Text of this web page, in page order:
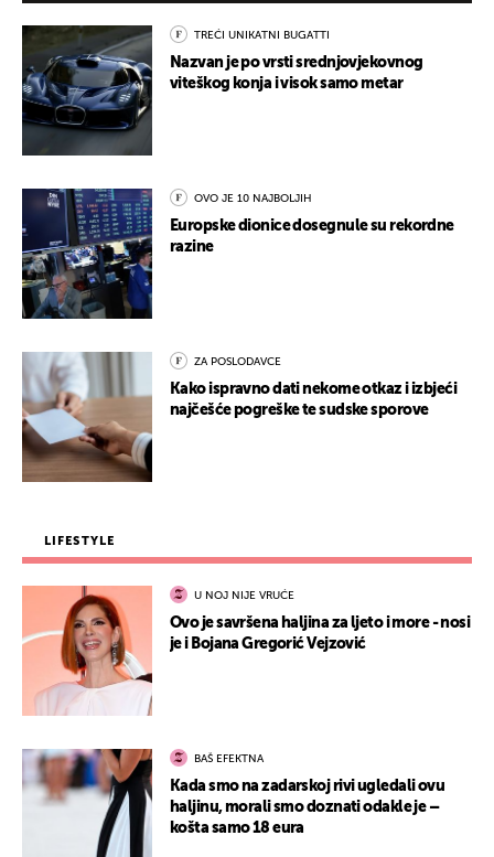
TREĆI UNIKATNI BUGATTI
Nazvan je po vrsti srednjovjekovnog
viteškog konja i visok samo metar
OVO JE 10 NAJBOLJIH
Europske dionice dosegnule su rekordne
razine
ZA POSLODAVCE
Kako ispravno dati nekome otkaz i izbjeći
najčešće pogreške te sudske sporove
LIFESTYLE
U NOJ NIJE VRUĆE
Ovo je savršena haljina za ljeto i more - nosi
je i Bojana Gregorić Vejzović
BAŠ EFEKTNA
Kada smo na zadarskoj rivi ugledali ovu
haljinu, morali smo doznati odakle je –
košta samo 18 eura